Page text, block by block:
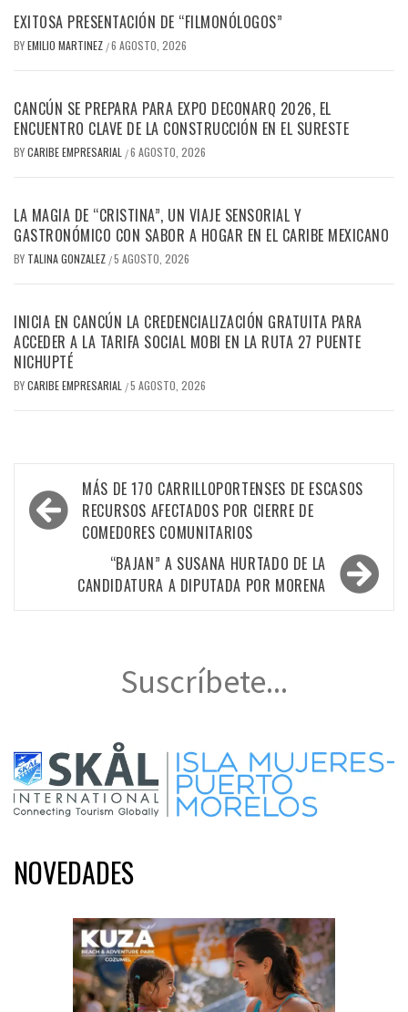
EXITOSA PRESENTACIÓN DE “FILMONÓLOGOS”
BYEMILIO MARTINEZ /6 AGOSTO, 2026
CANCÚN SE PREPARA PARA EXPO DECONARQ 2026, EL
ENCUENTRO CLAVE DE LA CONSTRUCCIÓN EN EL SURESTE
BYCARIBE EMPRESARIAL /6 AGOSTO, 2026
LA MAGIA DE “CRISTINA”, UN VIAJE SENSORIAL Y
GASTRONÓMICO CON SABOR A HOGAR EN EL CARIBE MEXICANO
BY TALINA GONZALEZ /5 AGOSTO, 2026
INICIA EN CANCÚN LA CREDENCIALIZACIÓN GRATUITA PARA
ACCEDER A LA TARIFA SOCIAL MOBI EN LA RUTA 27 PUENTE
NICHUPTÉ
BYCARIBE EMPRESARIAL /5 AGOSTO, 2026
Navegación
de
entradas
MÁS DE 170 CARRILLOPORTENSES DE ESCASOS
RECURSOS AFECTADOS POR CIERRE DE
COMEDORES COMUNITARIOS
“BAJAN” A SUSANA HURTADO DE LA
CANDIDATURA A DIPUTADA POR MORENA
Suscríbete...
NOVEDADES